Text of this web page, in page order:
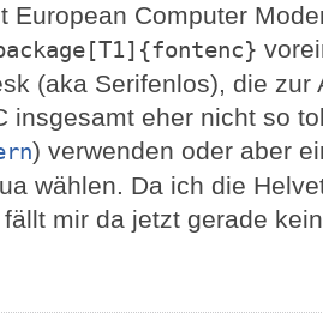
European Computer
(aka Serifenlos), die
insgesamt eher nicht so
) verwenden oder aber
wählen. Da ich die
fällt mir da jetzt gerade